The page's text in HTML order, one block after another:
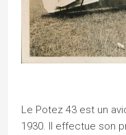
Le Potez 43 est un
1930. Il effectue son